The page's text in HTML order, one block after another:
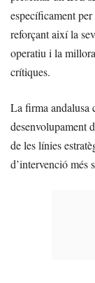
específicament
reforçant així la
operatiu i la
crítiques.
La firma andalusa
desenvolupament
de les línies
d’intervenció més